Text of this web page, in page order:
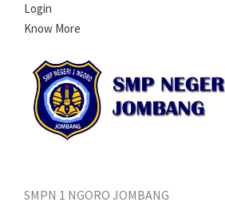
Login
Know More
SMPN 1 NGORO JOMBANG